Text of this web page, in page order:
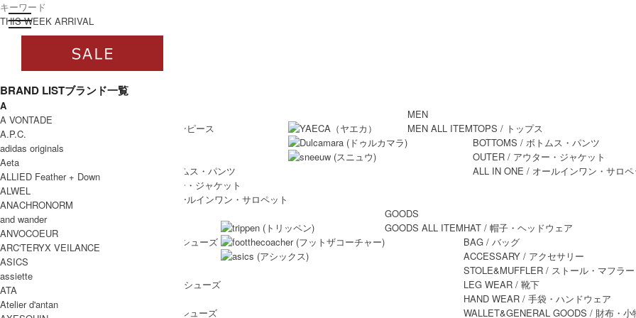
toggle navigation
ログイン
すべてWOMEN
WOMEN ALL ITEM
/ ワンピース
/ ボトムス・パンツ
/ アウター・ジャケット
/ オールインワン・サロペット
MEN
MEN ALL ITEMTOPS / トップス
BOTTOMS / ボトムス・パンツ
OUTER / アウター・ジャケット
ALL IN ONE / オールインワン・サロ
SHOES
SHOES ALL ITEM
DRESS SHOES
/ ドレスシューズ
BOOTS
/ バレエシューズ
/ その他シューズ
GOODS
GOODS ALL ITEMHAT / 帽子・ヘッドウェア
BAG / バッグ
ACCESSARY / アクセサリー
STOLE&MUFFLER / ストール・マフラー
LEG WEAR / 靴下
HAND WEAR / 手袋・ハンドウェア
WALLET&GENERAL GOODS / 財布・小
THIS WEEK ARRIVAL
BRAND LISTブランド一覧
A
A VONTADE
A.P.C.
adidas originals
Aeta
ALLIED Feather + Down
ALWEL
ANACHRONORM
and wander
ANVOCOEUR
ARC'TERYX VEILANCE
ASICS
assiette
ATA
Atelier d'antan